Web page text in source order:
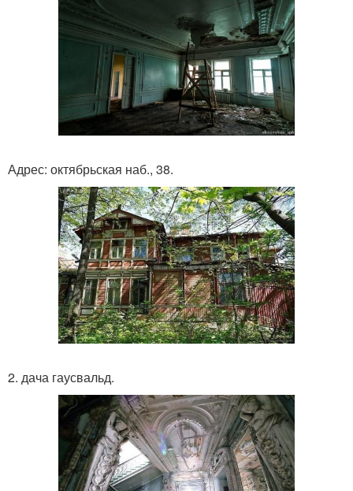
Адрес: октябрьская наб., 38.
2. дача гаусвальд.